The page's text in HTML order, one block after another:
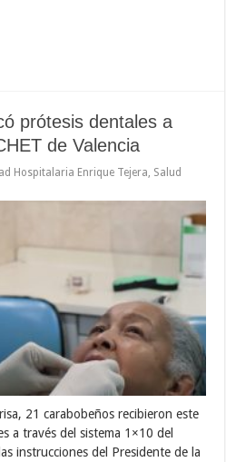
prótesis dentales a
de Valencia
Hospitalaria Enrique Tejera, Salud
21 carabobeños recibieron este
a través del sistema 1×10 del
instrucciones del Presidente de la